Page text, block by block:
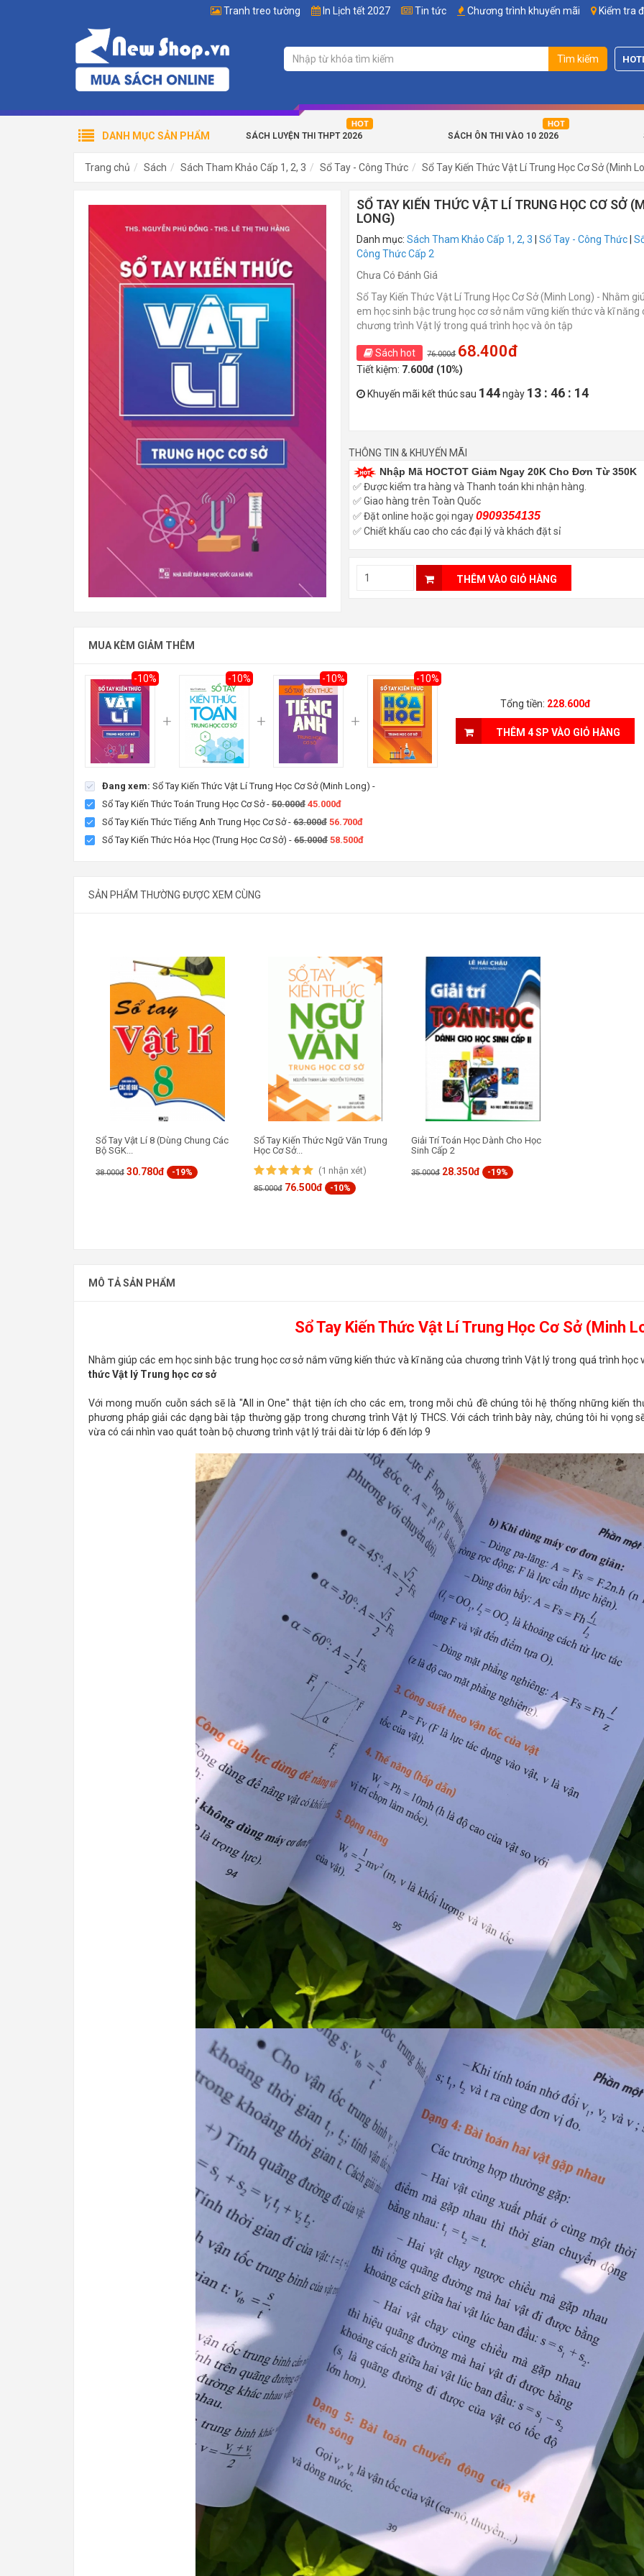
Tranh treo tường In Lịch tết 2027 Tin tức Chương trình khuyến mãi Kiểm tra
Tìm kiếm
SÁCH LUYỆN THI THPT 2026 SÁCH ÔN THI VÀO 10 2026
DANH MỤC SẢN PHẨM
Trang chủ Sách Sách Tham Khảo Cấp 1, 2, 3 Sổ Tay - Công Thức Sổ Tay Kiến Thức Vật Lí Trung Học Cơ Sở (Minh
SỔ TAY KIẾN THỨC VẬT LÍ TRUNG HỌC CƠ SỞ
LONG)
Danh mục:Sách Tham Khảo Cấp 1, 2, 3 |Sổ Tay - Công Thức |
Công Thức Cấp 2
Chưa Có Đánh Giá
Sổ Tay Kiến Thức Vật Lí Trung Học Cơ Sở (Minh Long) - Nhằm
em học sinh bậc trung học cơ sở nắm vững kiến thức và kĩ năng
chương trình Vật lý trong quá trình học và ôn tập
Sách hot 76.000đ 68.400đ
Tiết kiệm: 7.600đ (10%)
Khuyến mãi kết thúc sau 144ngày 13 : 46 : 12
THÔNG TIN & KHUYẾN MÃI
Nhập Mã HOCTOT Giảm Ngay 20K Cho Đơn Từ 350K
✅ Được kiểm tra hàng và Thanh toán khi nhận hàng.
✅ Giao hàng trên Toàn Quốc
✅ Đặt online hoặc gọi ngay0909354135
✅ Chiết khấu cao cho các đại lý và khách đặt sỉ
THÊM VÀO GIỎ HÀNG
68.400đ
Tiết kiệm:
MUA KÈM GIẢM THÊM
-10% -10% -10% -10%
Tổng tiền: 228.600đ
THÊM 4 SP VÀO GIỎ HÀNG
Đang xem: Sổ Tay Kiến Thức Vật Lí Trung Học Cơ Sở (Minh Long) -
Sổ Tay Kiến Thức Toán Trung Học Cơ Sở- 50.000đ 45.000đ
Sổ Tay Kiến Thức Tiếng Anh Trung Học Cơ Sở- 63.000đ 56.700đ
Sổ Tay Kiến Thức Hóa Học (Trung Học Cơ Sở) - 65.000đ 58.500đ
SẢN PHẨM THƯỜNG ĐƯỢC XEM CÙNG
Sổ Tay Vật Lí 8 (Dùng Chung Các
Bộ SGK...
38.000đ 30.780đ -19%
Sổ Tay Kiến Thức Ngữ Văn Trung
Học Cơ Sở...
(1 nhận xét)
85.000đ 76.500đ -10%
Giải Trí Toán Học Dành Cho Học
Sinh Cấp 2
35.000đ 28.350đ -19%
MÔ TẢ SẢN PHẨM
Sổ Tay Kiến Thức Vật Lí Trung Học Cơ Sở (Minh
Nhằm giúp các em học sinh bậc trung học cơ sở nắm vững kiến thức và kĩ năng của chương trình Vật lý trong quá trình học
thức Vật lý Trung học cơ sở
Với mong muốn cuỗn sách sẽ là "All in One" thật tiện ích cho các em, trong mỗi chủ đề chúng tôi hệ thống những kiến
phương pháp giải các dạng bài tập thường gặp trong chương trình Vật lý THCS. Với cách trình bày này, chúng tôi hi vọng
vừa có cái nhìn vao quát toàn bộ chương trình vật lý trải dài từ lớp 6 đến lớp 9